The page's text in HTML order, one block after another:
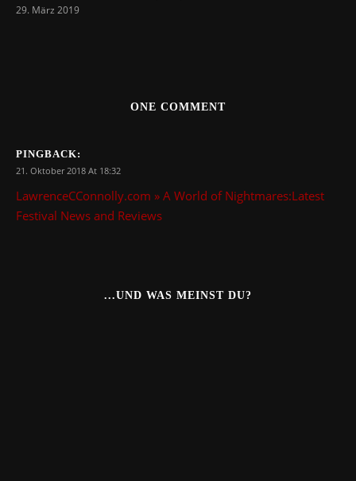
29. März 2019
ONE COMMENT
PINGBACK:
21. Oktober 2018 At 18:32
LawrenceCConnolly.com » A World of Nightmares:Latest
Festival News and Reviews
...UND WAS MEINST DU?